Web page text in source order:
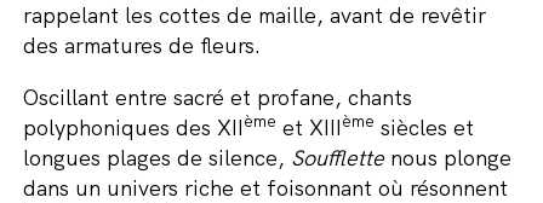
rappelant les cottes de maille, avant de revêtir
des armatures de fleurs.
Oscillant entre sacré et profane, chants
polyphoniques des XIIème et XIIIème siècles et
longues plages de silence, Soufflettenous plonge
dans un univers riche et foisonnant où résonnent